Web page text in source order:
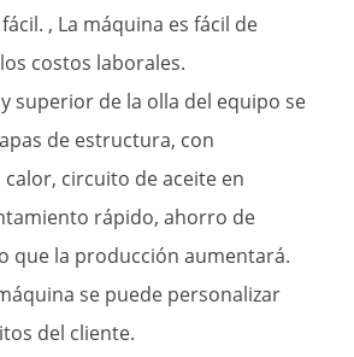
, La máquina es fácil de
costos laborales.
superior de la olla del equipo se
de estructura, con
circuito de aceite en
rápido, ahorro de
que la producción aumentará.
se puede personalizar
del cliente.